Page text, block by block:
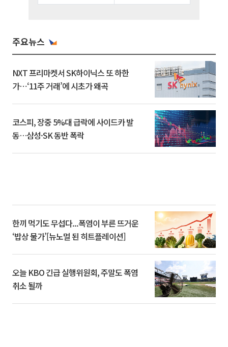
주요뉴스
NXT 프리마켓서 SK하이닉스 또 하한
가⋯‘11주 거래’에 시초가 왜곡
코스피, 장중 5%대 급락에 사이드카 발
동…삼성·SK 동반 폭락
한끼 먹기도 무섭다...폭염이 부른 뜨거운
‘밥상 물가’[뉴노멀 된 히트플레이션]
오늘 KBO 긴급 실행위원회, 주말도 폭염
취소 될까